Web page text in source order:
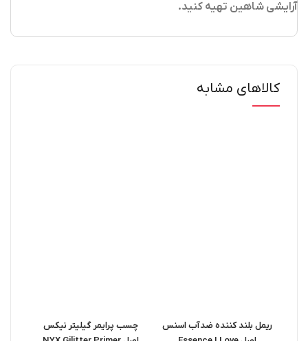
آرایشی شاهین تهیه کنید.
کالاهای مشابه
ریمل بلند کننده ضدآب اسنس
چسب پرایمر گیلیتر نیکس